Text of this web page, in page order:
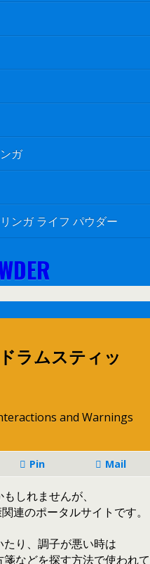
ガ
ンガ ライフ パウダー
ラムスティッ
Pin Mail
しれませんが、
連のポータルサイトです。
り、調子が悪い時は
などを探す方法で使われて